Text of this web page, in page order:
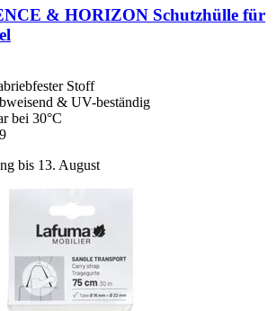
& HORIZON Schutzhülle für
Stoff
& UV-beständig
bei 30°C
bis 13. August